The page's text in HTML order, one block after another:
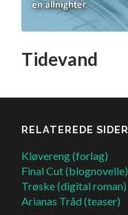
Tidevand
RELATEREDE SIDER
Kløvereng (forlag)
Final Cut (blognovelle)
Trøske (digital roman)
Arianas Tråd (teaser)